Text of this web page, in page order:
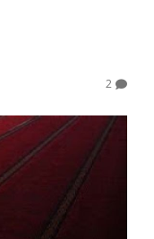
2